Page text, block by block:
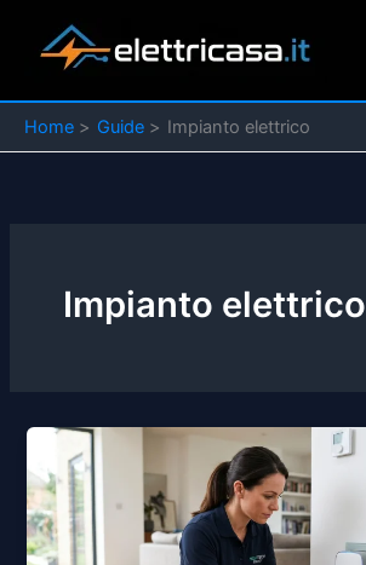
contenuto
Home Guide Impianto elettrico
Impianto elettrico